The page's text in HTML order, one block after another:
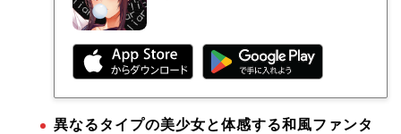
異なるタイプの美少女と体感する和風ファンタ